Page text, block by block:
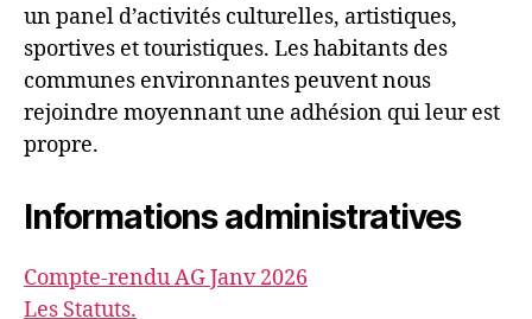
un panel d’activités culturelles, artistiques,
sportives et touristiques. Les habitants des
communes environnantes peuvent nous
rejoindre moyennant une adhésion qui leur est
propre.
Informations administratives
Compte-rendu AG Janv 2026
Les Statuts.